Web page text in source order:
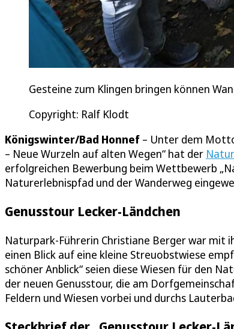
Gesteine zum Klingen bringen können
Copyright: Ralf Klodt
Königswinter/Bad Honnef – Unter dem
– Neue Wurzeln auf alten Wegen“ hat der
erfolgreichen Bewerbung beim Wettbewerb
Naturerlebnispfad und der Wanderweg
Genusstour Lecker-Ländchen
Naturpark-Führerin Christiane Berger war mit
einen Blick auf eine kleine Streuobstwiese
schöner Anblick“ seien diese Wiesen für den
der neuen Genusstour, die am
Feldern und Wiesen vorbei und durchs